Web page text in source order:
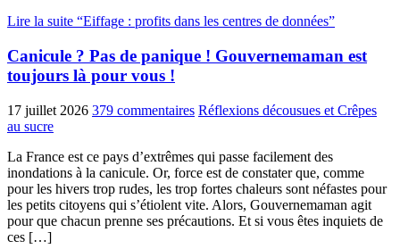
Lire la suite “Eiffage : profits dans les centres de données”
Canicule ? Pas de panique ! Gouvernemaman est
toujours là pour vous !
17 juillet 2026 379 commentaires Réflexions décousues et Crêpes
au sucre
La France est ce pays d’extrêmes qui passe facilement des
inondations à la canicule. Or, force est de constater que, comme
pour les hivers trop rudes, les trop fortes chaleurs sont néfastes pour
les petits citoyens qui s’étiolent vite. Alors, Gouvernemaman agit
pour que chacun prenne ses précautions. Et si vous êtes inquiets de
ces […]